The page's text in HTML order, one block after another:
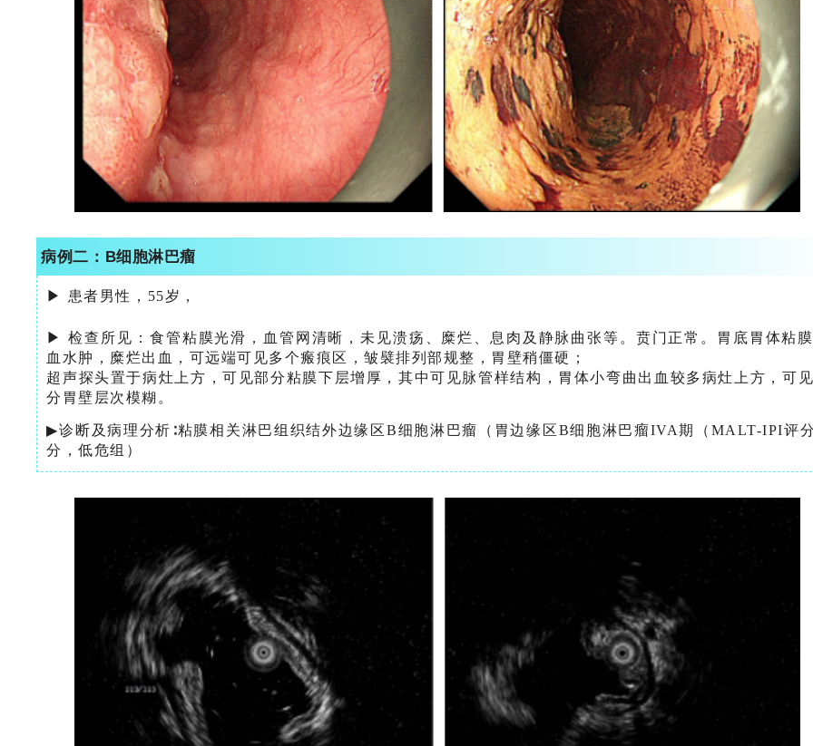
病例二： B细胞淋巴瘤
▶ 患者男性，55岁，
▶ 检查所见：食管粘膜光滑，血管网清晰，未见溃疡、糜烂、息肉及静脉曲张等。贲门正常。胃底胃体粘
血水肿，糜烂出血，可远端可见多个瘢痕区，皱襞排列部规整，胃壁稍僵硬；
超声探头置于病灶上方，可见部分粘膜下层增厚，其中可见脉管样结构，胃体小弯曲出血较多病灶上方，可
分胃壁层次模糊。
▶诊断及病理分析∶粘膜相关淋巴组织结外边缘区B细胞淋巴瘤（胃边缘区B细胞淋巴瘤IVA期（MALT-IPI评
分，低危组）